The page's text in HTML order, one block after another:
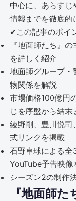
中心に、あらす
情報までを徹底的
✔この記事のポイ
『地面師たち』
を詳しく紹介
地面師グループ・
物関係を解説
市場価格100億円
じを序盤から結末
綾野剛、豊川悦司
式リンクを掲載
石野卓球による全
YouTube予告映像
シーズン2の制作
『地面師